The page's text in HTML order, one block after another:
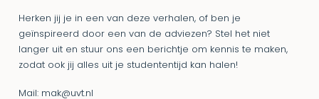
Herken jij je in een van deze verhalen, of ben je
geïnspireerd door een van de adviezen? Stel het niet
langer uit en stuur ons een berichtje om kennis te maken,
zodat ook jij alles uit je studententijd kan halen!
Mail: mak@uvt.nl